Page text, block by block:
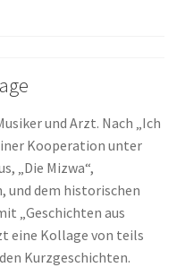
und Arzt. Nach „Ich
Kooperation unter
„Die Mizwa“,
und dem historischen
„Geschichten aus
eine Kollage von teils
Kurzgeschichten.